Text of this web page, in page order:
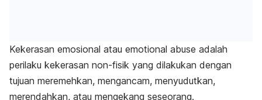
Kekerasan emosional atau emotional abuse adalah
perilaku kekerasan non-fisik yang dilakukan dengan
tujuan meremehkan, mengancam, menyudutkan,
merendahkan, atau mengekang seseorang.